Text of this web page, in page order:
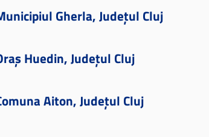
Gherla, Județul Cluj
Huedin, Județul Cluj
Aiton, Județul Cluj